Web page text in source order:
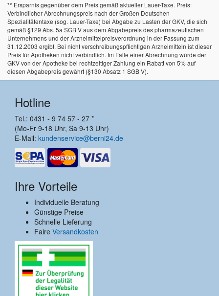
** Ersparnis gegenüber dem Preis gemäß aktueller Lauer-Taxe. Preis:
Verbindlicher Abrechnungspreis nach der Großen Deutschen
Spezialitätentaxe (sog. Lauer-Taxe) bei Abgabe zu Lasten der GKV, die sich
gemäß §129 Abs. 5a SGB V aus dem Abgabepreis des pharmazeutischen
Unternehmens und der Arzneimittelpreisverordnung in der Fassung zum
31.12.2003 ergibt. Bei nicht verschreibungspflichtigen Arzneimitteln ist dieser
Preis für Apotheken nicht verbindlich. Im Falle einer Abrechnung würde der
GKV von der Apotheke bei rechtzeitiger Zahlung ein Rabatt von 5% auf
diesen Abgabepreis gewährt (§130 Absatz 1 SGB V).
Hotline
Tel.: 0431 - 9 74 57 - 27 *
(Mo-Fr 9-18 Uhr, Sa 9-13 Uhr)
E-Mail: kundenservice@berni24.de
Ihre Vorteile
Individuelle Beratung
Günstige Preise
Schnelle Lieferung
Faire Versandkosten